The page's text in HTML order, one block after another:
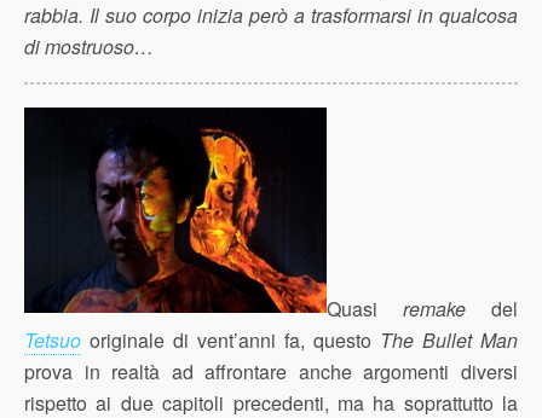
rabbia. Il suo corpo inizia però a trasformarsi in qualcosa
di mostruoso…
Quasi remake del
Tetsuo originale di vent’anni fa, questo The Bullet Man
prova in realtà ad affrontare anche argomenti diversi
rispetto ai due capitoli precedenti, ma ha soprattutto la